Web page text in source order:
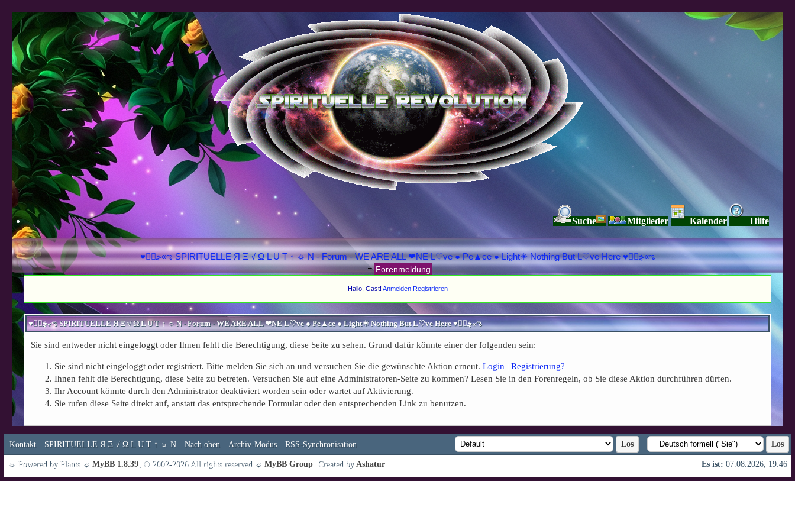
Suche Mitglieder Kalender Hilfe
♥ڿڰۣ«ಌ SPIRITUELLE Я Ξ √ Ω L U T ↑ ☼ N - Forum - WE ARE ALL ❤NE L♡ve ● Pe▲ce ● Light☀ Nothing But L♡ve Here ♥ڿڰۣ«ಌ
Forenmeldung
Hallo, Gast! Anmelden Registrieren
♥ڿڰۣ«ಌ SPIRITUELLE Я Ξ √ Ω L U T ↑ ☼ N - Forum - WE ARE ALL ❤NE L♡ve ● Pe▲ce ● Light☀ Nothing But L♡ve Here ♥ڿڰۣ«ಌ
Sie sind entweder nicht eingeloggt oder Ihnen fehlt die Berechtigung, diese Seite zu sehen. Grund dafür könnte einer der folgenden sein:
Sie sind nicht eingeloggt oder registriert. Bitte melden Sie sich an und versuchen Sie die gewünschte Aktion erneut. Login | Registrierung?
Ihnen fehlt die Berechtigung, diese Seite zu betreten. Versuchen Sie auf eine Administratoren-Seite zu kommen? Lesen Sie in den Forenregeln, ob Sie diese Aktion durchführen dürfen.
Ihr Account könnte durch den Administrator deaktiviert worden sein oder wartet auf Aktivierung.
Sie rufen diese Seite direkt auf, anstatt das entsprechende Formular oder den entsprechenden Link zu benutzen.
Kontakt SPIRITUELLE Я Ξ √ Ω L U T ↑ ☼ N Nach oben Archiv-Modus RSS-Synchronisation
Es ist: 07.08.2026, 19:46
☼ Powered by Plants ☼ MyBB 1.8.39 , © 2002-2026 All rights reserved ☼ MyBB Group . Created by Ashatur